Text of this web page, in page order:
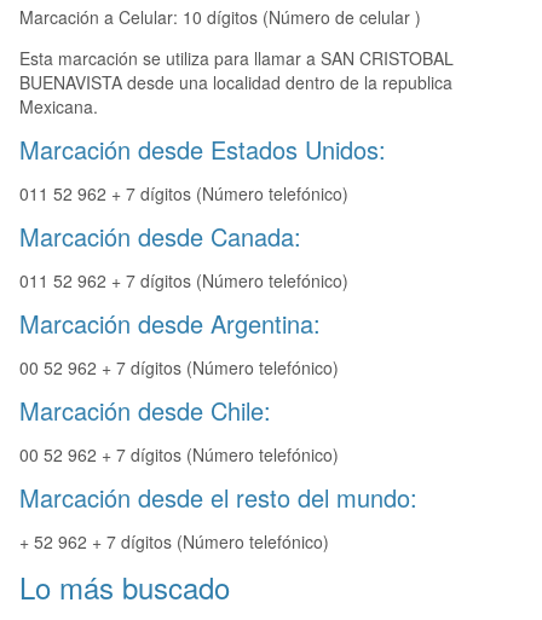
Marcación a Celular: 10 dígitos (Número de celular )
Esta marcación se utiliza para llamar a SAN CRISTOBAL
BUENAVISTA desde una localidad dentro de la republica
Mexicana.
Marcación desde Estados Unidos:
011 52 962 + 7 dígitos (Número telefónico)
Marcación desde Canada:
011 52 962 + 7 dígitos (Número telefónico)
Marcación desde Argentina:
00 52 962 + 7 dígitos (Número telefónico)
Marcación desde Chile:
00 52 962 + 7 dígitos (Número telefónico)
Marcación desde el resto del mundo:
+ 52 962 + 7 dígitos (Número telefónico)
Lo más buscado